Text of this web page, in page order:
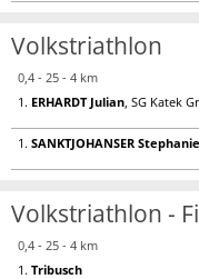
Volkstriathlon
0,4 - 25 - 4 km
1. ERHARDT Julian , SG Katek
1. SANKTJOHANSER Stephanie
Volkstriathlon -
0,4 - 25 - 4 km
1. Tribusch